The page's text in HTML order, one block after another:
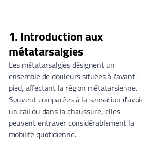
1. Introduction aux
métatarsalgies
Les métatarsalgies désignent un
ensemble de douleurs situées à l'avant-
pied, affectant la région métatarsienne.
Souvent comparées à la sensation d'avoir
un caillou dans la chaussure, elles
peuvent entraver considérablement la
mobilité quotidienne.